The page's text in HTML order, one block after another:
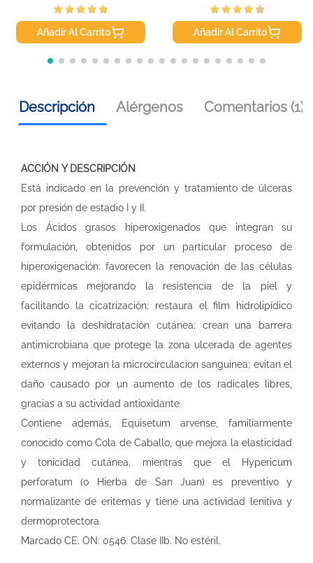
Añadir Al Carrito Añadir Al Carrito
Descripción Alérgenos Comentarios (1)
ACCIÓN Y DESCRIPCIÓN
Está indicado en la prevención y tratamiento de úlceras
por presión de estadio I y II.
Los Ácidos grasos hiperoxigenados que integran su
formulación, obtenidos por un particular proceso de
hiperoxigenación: favorecen la renovación de las células
epidérmicas mejorando la resistencia de la piel y
facilitando la cicatrización; restaura el film hidrolipídico
evitando la deshidratación cutánea; crean una barrera
antimicrobiana que protege la zona ulcerada de agentes
externos y mejoran la microcirculacion sanguinea; evitan el
daño causado por un aumento de los radicales libres,
gracias a su actividad antioxidante.
Contiene además, Equisetum arvense, familiarmente
conocido como Cola de Caballo, que mejora la elasticidad
y tonicidad cutánea, mientras que el Hypericum
perforatum (o Hierba de San Juan) es preventivo y
normalizante de eritemas y tiene una actividad lenitiva y
dermoprotectora.
Marcado CE. ON: 0546. Clase IIb. No estéril.